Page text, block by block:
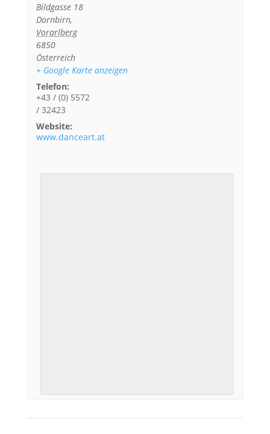
Bildgasse 18
Dornbirn,
Vorarlberg
6850
Österreich
+ Google Karte anzeigen
Telefon:
+43 / (0) 5572
/ 32423
Website:
www.danceart.at